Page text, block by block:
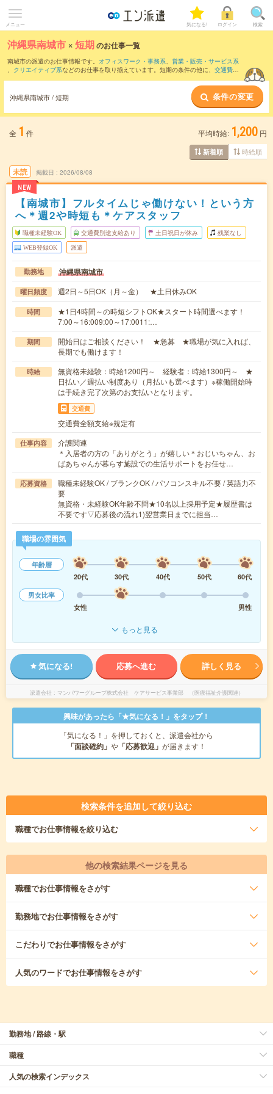
メニュー 気になる! ログイン 検索
沖縄県南城市 ×短期のお仕事一覧
南城市の派遣のお仕事情報です。 オフィスワーク・事務系、 営業・販売・サービス系
、 クリエイティブ系などのお仕事を取り揃えています。短期の条件の他に、 交通費別
沖縄県南城市 / 短期 条件の変更
全 1 件 平均時給: 1,200 円
新着順 時給順
未読
NEW
掲載日 2026/08/08
【南城市】フルタイムじゃ働けない！という方
へ＊週2や時短も＊ケアスタッフ
職種未経験OK 交通費別途支給あり 土日祝日が休み 残業なし
WEB登録OK 派遣
勤務地 沖縄県南城市
曜日頻度 週2日～5日OK（月～金） ★土日休みOK
時間
★1日4時間～の時短シフトOK★スタート時間選べます！
7:00～16:009:00～17:0011:…
期間
開始日はご相談ください！ ★急募 ★職場が気に入れば、
長期でも働けます！
時給
無資格未経験：時給1200円～ 経験者：時給1300円～ ★
日払い／週払い制度あり（月払いも選べます）※稼働開始時
は手続き完了次第のお支払いとなります。
交通費
交通費全額支給※規定有
仕事内容
介護関連
＊入居者の方の「ありがとう」が嬉しい＊おじいちゃん、お
ばあちゃんが暮らす施設での生活サポートをお任せ…
応募資格
職種未経験OK / ブランクOK / パソコンスキル不要 / 英語力不
要
無資格・未経験OK年齢不問★10名以上採用予定★履歴書は
不要です▽応募後の流れ1)翌営業日までに担当…
職場の雰囲気
年齢層
20代
30代 40代 50代
60代
男女比率
女性
男性
もっと見る
気になる! 応募へ進む 詳しく見る
派遣会社 マンパワーグループ株式会社 ケアサービス事業部 （医療福祉介護関連）
興味があったら「★気になる！」をタップ！
「気になる！」を押しておくと、派遣会社から
「面談確約」 や 「応募歓迎」 が届きます！
検索条件を追加して絞り込む
職種でお仕事情報を絞り込む
他の検索結果ページを見る
職種でお仕事情報をさがす
勤務地でお仕事情報をさがす
こだわりでお仕事情報をさがす
人気のワードでお仕事情報をさがす
勤務地 / 路線・駅
職種
人気の検索インデックス